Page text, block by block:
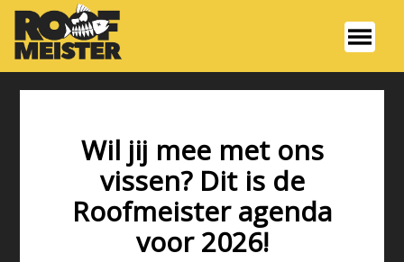
Wil jij mee met ons
vissen? Dit is de
Roofmeister agenda
voor 2026!